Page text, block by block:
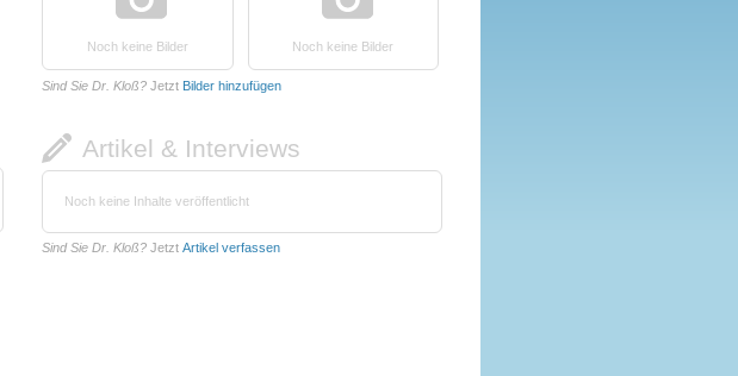
Noch keine Bilder Noch keine Bilder
Sind Sie Dr. Kloß? Jetzt Bilder hinzufügen
Artikel & Interviews
Noch keine Inhalte veröffentlicht
Sind Sie Dr. Kloß? Jetzt Artikel verfassen